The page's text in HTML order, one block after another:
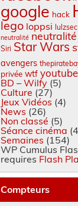
google hack
lego loppsi lulzsec
neutralité
Siri Star Wars
avengers
privée wtf youtube
BD – Wilfy (5)
Culture (27)
Jeux Vidéos (4)
News (26)
Non classé (5)
Séance cinéma
Semaines (154)
WP Cumulus
requires Flash
Compteurs